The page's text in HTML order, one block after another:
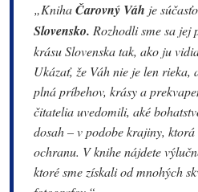
„KnihaČarovný Váh je
Slovensko. Rozhodli sme sa jej
krásu Slovenska tak, ako ju
Ukázať, že Váh nie je len rieka,
plná príbehov, krásy a
čitatelia uvedomili, aké
dosah – v podobe krajiny,
ochranu. V knihe nájdete
ktoré sme získali od mnohých